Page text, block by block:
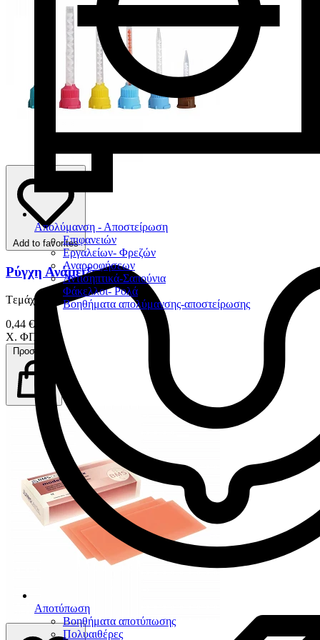
Απολύμανση - Αποστείρωση
Επιφανειών
Εργαλείων- Φρεζών
Αναρροφήσεων
Αντισηπτικά-Σαπούνια
Φάκελλοι- Ρολά
Βοηθήματα απολύμανσης-αποστείρωσης
Αποτύπωση
Βοηθήματα αποτύπωσης
Πολυαιθέρες
Add to favorites
Ρύγχη Ανάμειξης
Tεμάχιο
0,44 €
Χ. ΦΠΑ
Προσθήκη